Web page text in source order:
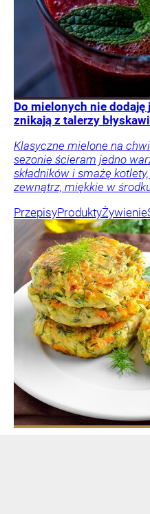
Do mielonych nie
znikają z talerzy
Klasyczne mielone na
sezonie ścieram jedno
składników i smażę
zewnątrz, miękkie w
PrzepisyProduktyŻywienie